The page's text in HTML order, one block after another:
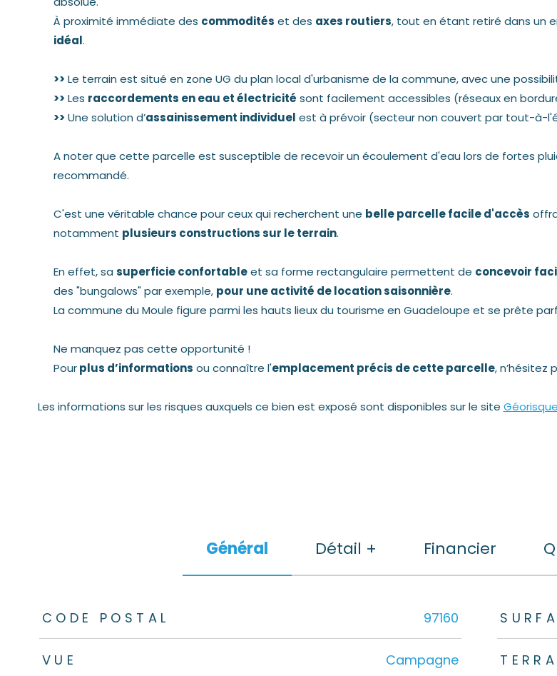
À proximité immédiate des commodités et des axes routiers, tout en étant retiré dans un
idéal.
>> Le terrain est situé en zone UG du plan local d'urbanisme de la commune, avec une
>> Les raccordements en eau et électricité sont facilement accessibles (réseaux en
>> Une solution d’assainissement individuel est à prévoir (secteur non couvert par tout-à-
A noter que cette parcelle est susceptible de recevoir un écoulement d'eau lors de fortes
recommandé.
C'est une véritable chance pour ceux qui recherchent une belle parcelle facile d'accès
notamment plusieurs constructions sur le terrain.
En effet, sa superficie confortableet sa forme rectangulaire permettent de concevoir
des "bungalows" par exemple, pour une activité de location saisonnière.
La commune du Moule figure parmi les hauts lieux du tourisme en Guadeloupe et se prête
Ne manquez pas cette opportunité !
Pourplus d’informations ou connaître l'emplacement précis de cette parcelle, n’hésitez
Les informations sur les risques auxquels ce bien est exposé sont disponibles sur le site
Général Détail + Financier
TRAD_ZEPHYR_Caracteristique
CODE POSTAL 97160
VUE Campagne